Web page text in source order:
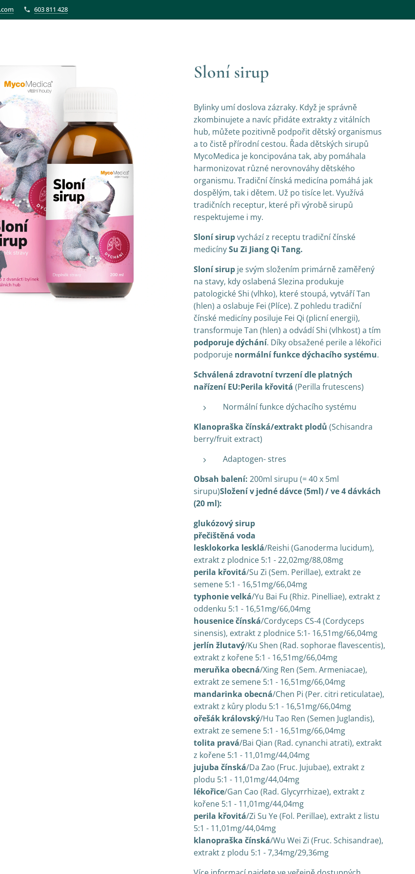
603 811 428
Sloní sirup
Bylinky umí doslova zázraky. Když je správně
zkombinujete a navíc přidáte extrakty z vitálních
hub, můžete pozitivně podpořit dětský organismus
a to čistě přírodní cestou. Řada dětských sirupů
MycoMedica je koncipována tak, aby pomáhala
harmonizovat různé nerovnováhy dětského
organismu. Tradiční čínská medicína pomáhá jak
dospělým, tak i dětem. Už po tisíce let. Využívá
tradičních receptur, které při výrobě sirupů
respektujeme i my.
Slonísirupvychází z receptu tradiční čínské
medicínySu Zi Jiang Qi Tang.
Sloní sirup je svým složením primárně zaměřený
na stavy, kdy oslabená Slezina produkuje
patologické Shi (vlhko), které stoupá, vytváří Tan
(hlen) a oslabuje Fei (Plíce). Z pohledu tradiční
čínské medicíny posiluje Fei Qi (plicní energii),
transformuje Tan (hlen) a odvádí Shi (vlhkost) a tím
podporuje dýchání. Díky obsažené perile a lékořici
podporuje normální funkce dýchacího systému.
Schválená zdravotní tvrzení dle platných
nařízení EU:Perila křovitá (Perilla frutescens)
Normální funkce dýchacího systému
Klanopraška čínská/extrakt plodů (Schisandra
berry/fruit extract)
Adaptogen- stres
Obsah balení: 200ml sirupu (= 40 x 5ml
sirupu)Složení v jedné dávce (5ml) / ve 4 dávkách
(20 ml):
glukózový sirup
přečištěná voda
lesklokorka lesklá/Reishi (Ganoderma lucidum),
extrakt z plodnice 5:1 - 22,02mg/88,08mg
perila křovitá/Su Zi (Sem. Perillae), extrakt ze
semene 5:1 - 16,51mg/66,04mg
typhonie velká/Yu Bai Fu (Rhiz. Pinelliae), extrakt z
oddenku 5:1 - 16,51mg/66,04mg
housenice čínská/Cordyceps CS-4 (Cordyceps
sinensis), extrakt z plodnice 5:1- 16,51mg/66,04mg
jerlín žlutavý/Ku Shen (Rad. sophorae flavescentis),
extrakt z kořene 5:1 - 16,51mg/66,04mg
meruňka obecná/Xing Ren (Sem. Armeniacae),
extrakt ze semene 5:1 - 16,51mg/66,04mg
mandarinka obecná/Chen Pi (Per. citri reticulatae),
extrakt z kůry plodu 5:1 - 16,51mg/66,04mg
ořešák královský/Hu Tao Ren (Semen Juglandis),
extrakt ze semene 5:1 - 16,51mg/66,04mg
tolita pravá/Bai Qian (Rad. cynanchi atrati), extrakt
z kořene 5:1 - 11,01mg/44,04mg
jujuba čínská/Da Zao (Fruc. Jujubae), extrakt z
plodu 5:1 - 11,01mg/44,04mg
lékořice/Gan Cao (Rad. Glycyrrhizae), extrakt z
kořene 5:1 - 11,01mg/44,04mg
perila křovitá/Zi Su Ye (Fol. Perillae), extrakt z listu
5:1 - 11,01mg/44,04mg
klanopraška čínská/Wu Wei Zi (Fruc. Schisandrae),
extrakt z plodu 5:1 - 7,34mg/29,36mg